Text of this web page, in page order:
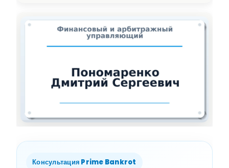
Консультация Prime Bankrot